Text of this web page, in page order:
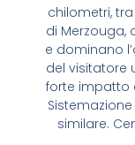
chilometri,
di Merzouga,
e dominano
del visitatore
forte impatto
similare.